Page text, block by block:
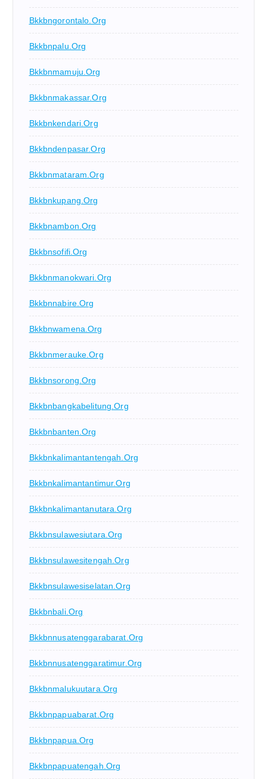
Bkkbngorontalo.org
Bkkbnpalu.org
Bkkbnmamuju.org
Bkkbnmakassar.org
Bkkbnkendari.org
Bkkbndenpasar.org
Bkkbnmataram.org
Bkkbnkupang.org
Bkkbnambon.org
Bkkbnsofifi.org
Bkkbnmanokwari.org
Bkkbnnabire.org
Bkkbnwamena.org
Bkkbnmerauke.org
Bkkbnsorong.org
Bkkbnbangkabelitung.org
Bkkbnbanten.org
Bkkbnkalimantantengah.org
Bkkbnkalimantantimur.org
Bkkbnkalimantanutara.org
Bkkbnsulawesiutara.org
Bkkbnsulawesitengah.org
Bkkbnsulawesiselatan.org
Bkkbnbali.org
Bkkbnnusatenggarabarat.org
Bkkbnnusatenggaratimur.org
Bkkbnmalukuutara.org
Bkkbnpapuabarat.org
Bkkbnpapua.org
Bkkbnpapuatengah.org